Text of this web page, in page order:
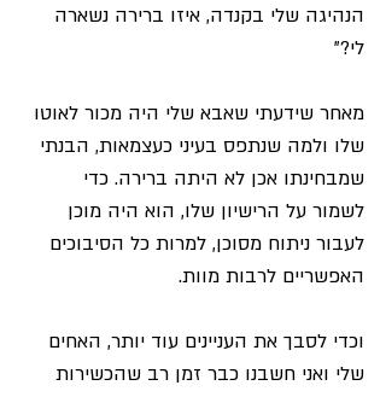
הנהיגה שלי בקנדה, איזו ברירה נשארה
לי?"
מאחר שידעתי שאבא שלי היה מכור לאוטו
שלו ולמה שנתפס בעיני כעצמאות, הבנתי
שמבחינתו אכן לא היתה ברירה. כדי
לשמור על הרישיון שלו, הוא היה מוכן
לעבור ניתוח מסוכן, למרות כל הסיבוכים
האפשריים לרבות מוות.
וכדי לסבך את העניינים עוד יותר, האחים
שלי ואני חשבנו כבר זמן רב שהכשירות